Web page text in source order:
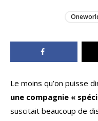
Le moins qu’on puisse
une compagnie «
suscitait beaucoup de